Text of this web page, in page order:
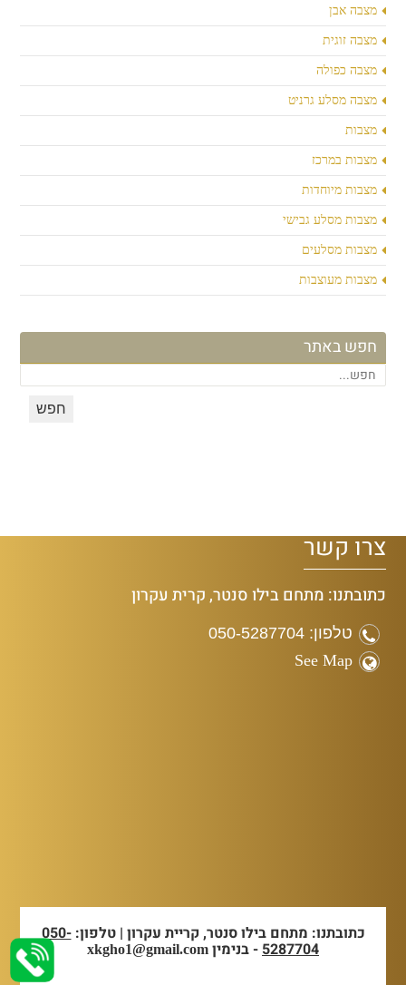
מצבה אבן
מצבה זוגית
מצבה כפולה
מצבה מסלע גרניט
מצבות
מצבות במרכז
מצבות מיוחדות
מצבות מסלע גבישי
מצבות מסלעים
מצבות מעוצבות
חפש באתר
צרו קשר
כתובתנו: מתחם בילו סנטר, קרית עקרון
טלפון: 050-5287704
See Map
כתובתנו: מתחם בילו סנטר, קריית עקרון | טלפון:050-
5287704- בנימין xkgho1@gmail.com